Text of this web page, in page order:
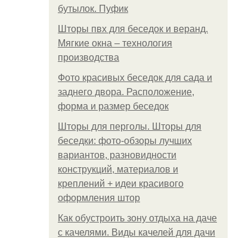
бутылок. Пуфик
Шторы пвх для беседок и веранд.
Мягкие окна – технология
производства
Фото красивых беседок для сада и
заднего двора. Расположение,
форма и размер беседок
Шторы для перголы. Шторы для
беседки: фото-обзоры лучших
вариантов, разновидности
конструкций, материалов и
креплений + идеи красивого
оформления штор
Как обустроить зону отдыха на даче
с качелями. Виды качелей для дачи